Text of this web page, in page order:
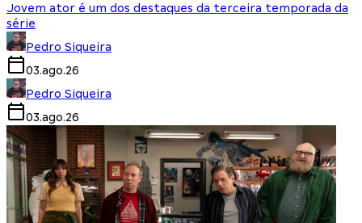
Jovem ator é um dos destaques da terceira temporada da
série
Pedro Siqueira
03.ago.26
Pedro Siqueira
03.ago.26